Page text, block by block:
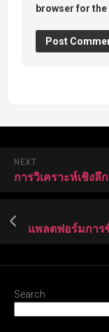
browser for
NEXT
Search